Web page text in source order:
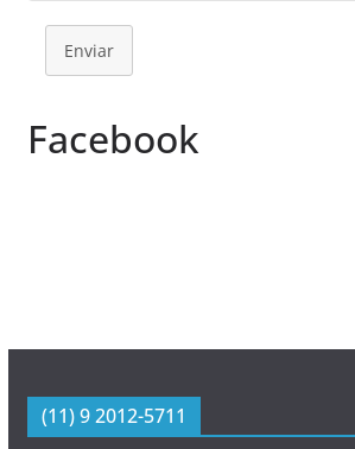
Enviar
Facebook
(11) 9 2012-5711